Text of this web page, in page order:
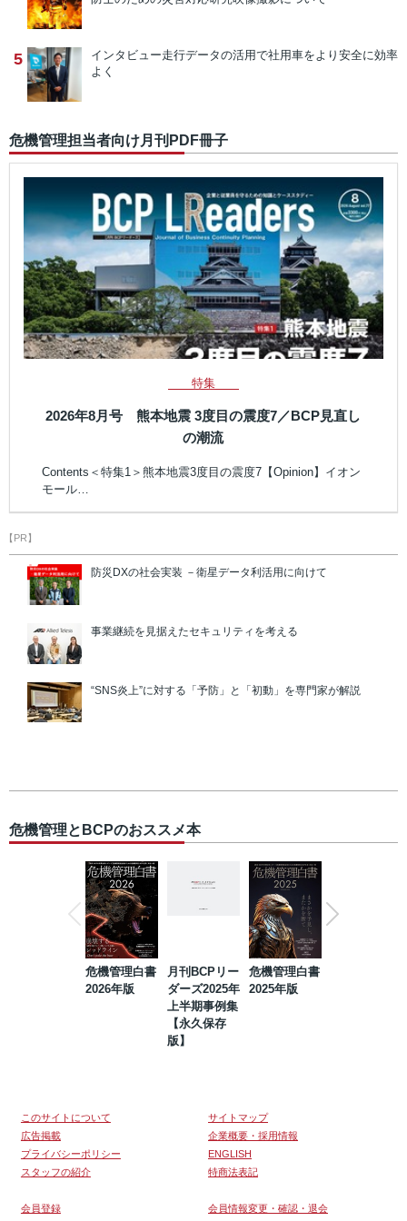
5 インタビュー走行データの活用で社用車をより安全に効率
よく
危機管理担当者向け月刊PDF冊子
特集
2026年8月号 熊本地震 3度目の震度7／BCP見直し
の潮流
Contents＜特集1＞熊本地震3度目の震度7【Opinion】イオン
モール…
【PR】
防災DXの社会実装 －衛星データ利活用に向けて
事業継続を見据えたセキュリティを考える
“SNS炎上”に対する「予防」と「初動」を専門家が解説
危機管理とBCPのおススメ本
危機管理白書
2026年版
月刊BCPリー
ダーズ2025年
上半期事例集
【永久保存
版】
危機管理白書
2025年版
このサイトについて
サイトマップ
広告掲載
企業概要・採用情報
プライバシーポリシー
ENGLISH
スタッフの紹介
特商法表記
会員登録
会員情報変更・確認・退会